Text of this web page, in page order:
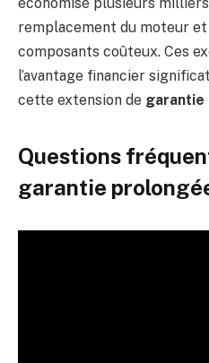
remplacement du moteur
composants coûteux. Ces
l’avantage financier
cette extension de garantie
Questions
garantie